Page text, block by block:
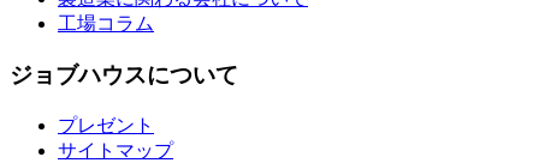
工場コラム
ジョブハウスについて
プレゼント
サイトマップ